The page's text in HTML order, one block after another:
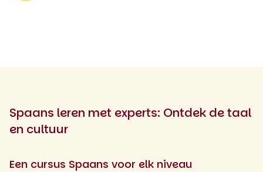
Spaans leren met experts: Ontdek de taal
en cultuur
Een cursus Spaans voor elk niveau